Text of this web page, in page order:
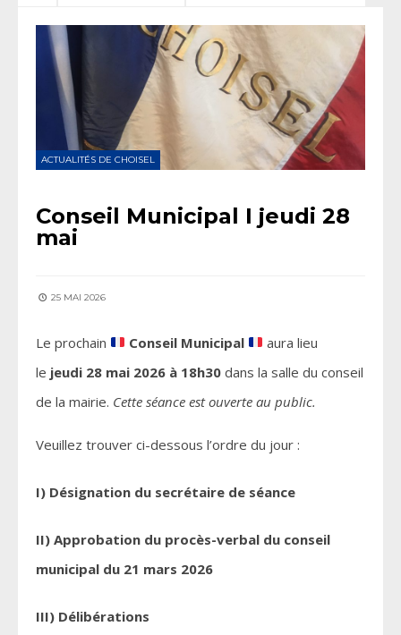
ACTUALITÉS DE CHOISEL
Conseil Municipal I jeudi 28
mai
25 MAI 2026
Le prochain Conseil Municipal
aura lieu
le jeudi 28 mai 2026 à 18h30 dans la salle du conseil
de la mairie. Cette séance est ouverte au public.
Veuillez trouver ci-dessous l’ordre du jour :
I) Désignation du secrétaire de séance
II) Approbation du procès-verbal du conseil
municipal du 21 mars 2026
III) Délibérations